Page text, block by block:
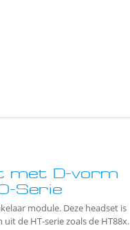
met D-vorm
Serie
module. Deze headset is
de HT-serie zoals de HT88x.